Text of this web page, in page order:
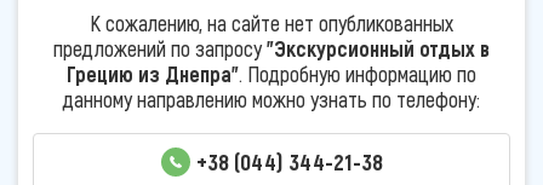
К сожалению, на сайте нет опубликованных
предложений по запросу"Экскурсионный отдых в
Грецию из Днепра". Подробную информацию по
данному направлению можно узнать по телефону:
+38 (044) 344-21-38